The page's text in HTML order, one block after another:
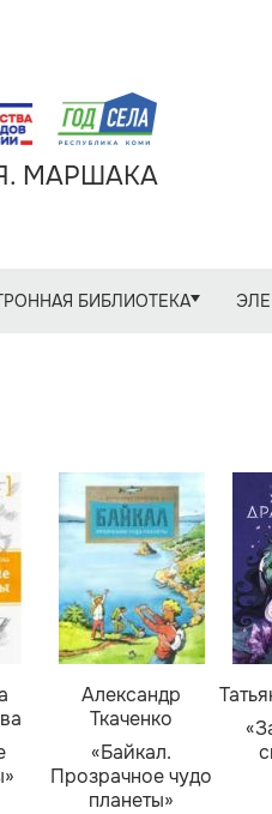
МАРШАКА
БИБЛИОТЕКА
Александр
Ткаченко
«Байкал.
Прозрачное чудо
планеты»